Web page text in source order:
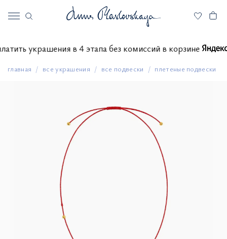
украшения в 4 этапа без комиссий в корзине
главная все украшения все подвески плетеные подвески